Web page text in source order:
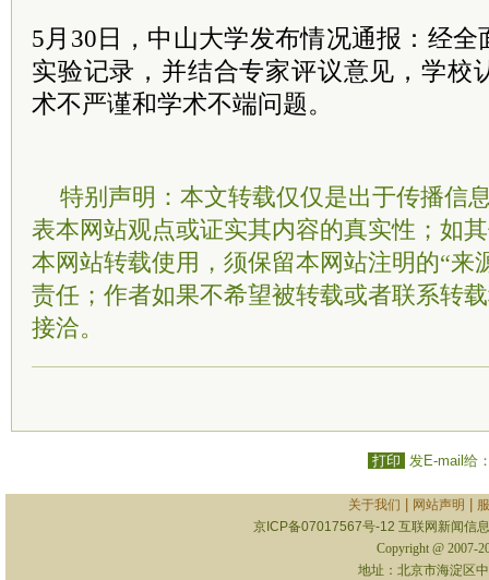
5月30日，中山大学发布情况通报：经
实验记录，并结合专家评议意见，学校
术不严谨和学术不端问题。
特别声明：本文转载仅仅是出于传播信
表本网站观点或证实其内容的真实性；如
本网站转载使用，须保留本网站注明的“来
责任；作者如果不希望被转载或者联系转
接洽。
打印 发E-mail给
关于我们 网站声明
京ICP备07017567号-12 互联网新闻信
Copyright @ 2007-
地址：北京市海淀区